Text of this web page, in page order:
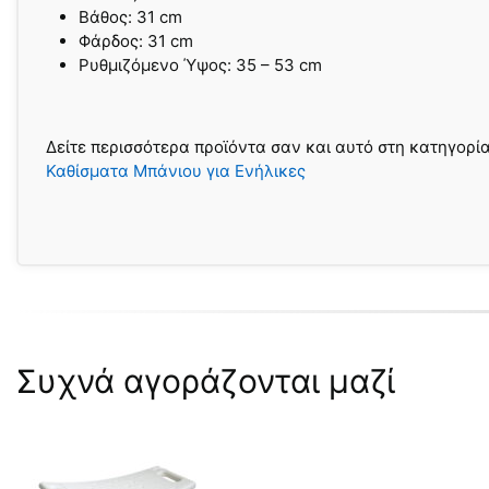
Βάθος: 31 cm
Φάρδος: 31 cm
Ρυθμιζόμενο Ύψος: 35 – 53 cm
Δείτε περισσότερα προϊόντα σαν και αυτό στη
Καθίσματα Μπάνιου για Ενήλικες
Συχνά αγοράζονται μαζί